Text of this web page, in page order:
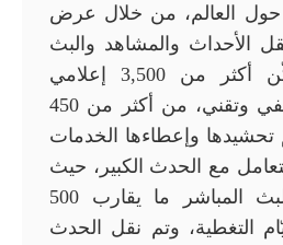
حول العالم، من خلال عرض
الأحداث والمشاهد والبث
المباشر، حيث تمكّن أكثر من 3,500 إعلامي
وناشط ومؤثّر وصحفي وتقني، من أكثر من 450
وإعطاءها الخدمات
مع الحدث الكبير، حيث
بلغ عدد ساعات البث المباشر ما يقارب 500
التغطية، وتم نقل الحدث